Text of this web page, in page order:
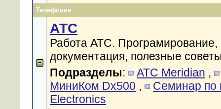
Телефония
АТС
Работа АТС. Програмирование,
документация, полезные
Подразделы: АТС Meridian ,
МиниКом Dx500 ,
Cеминар
Electronics